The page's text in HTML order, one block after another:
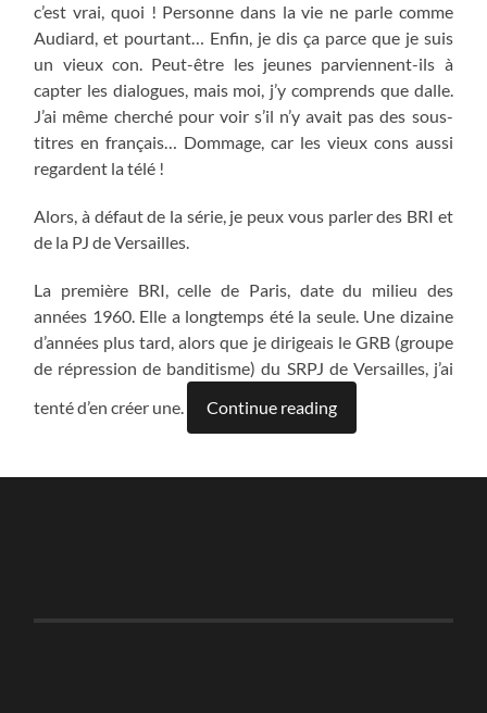
c’est vrai, quoi ! Personne dans la vie ne parle comme
Audiard, et pourtant… Enfin, je dis ça parce que je suis
un vieux con. Peut-être les jeunes parviennent-ils à
capter les dialogues, mais moi, j’y comprends que dalle.
J’ai même cherché pour voir s’il n’y avait pas des sous-
titres en français… Dommage, car les vieux cons aussi
regardent la télé !
Alors, à défaut de la série, je peux vous parler des BRI et
de la PJ de Versailles.
La première BRI, celle de Paris, date du milieu des
années 1960. Elle a longtemps été la seule. Une dizaine
d’années plus tard, alors que je dirigeais le GRB (groupe
de répression de banditisme) du SRPJ de Versailles, j’ai
tenté d’en créer une.
Continue reading